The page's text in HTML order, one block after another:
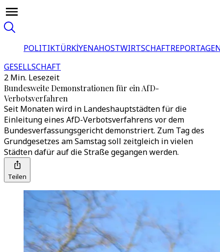
POLITIKTÜRKİYENAHOSTWIRTSCHAFT
GESELLSCHAFT
2 Min. Lesezeit
Bundesweite Demonstrationen für ein AfD-
Verbotsverfahren
Seit Monaten wird in Landeshauptstädten für die
Einleitung eines AfD-Verbotsverfahrens vor dem
Bundesverfassungsgericht demonstriert. Zum Tag des
Grundgesetzes am Samstag soll zeitgleich in vielen
Städten dafür auf die Straße gegangen werden.
Teilen